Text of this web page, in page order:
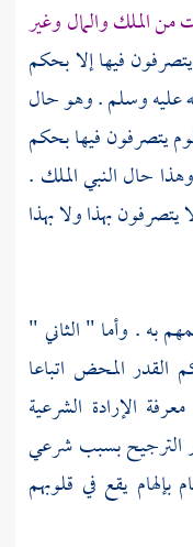
من الملك والمال وغير
فيها إلا بحكم
عليه وسلم . وهو حال
يتصرفون فيها بحكم
حال النبي الملك .
بهذا ولا بهذا
به . وأما " الثاني "
المحض اتباعا
الإرادة الشرعية
الترجيح بسبب شرعي
يقع في قلوبهم